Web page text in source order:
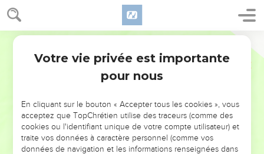
NE MANQUEZ PAS L’ÉVÉNEMENT
DE L’ANNÉE !
ET SI LEURS ERREURS POUVAIENT VOUS ÉVITER LES
VOTRES ?
Votre vie privée est importante
pour nous
En cliquant sur le bouton « Accepter tous les cookies », vous
acceptez que TopChrétien utilise des traceurs (comme des
cookies ou l'identifiant unique de votre compte utilisateur) et
traite vos données à caractère personnel (comme vos
données de navigation et les informations renseignées dans